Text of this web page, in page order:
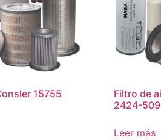
15755
Filtro de
2424-509
Leer más